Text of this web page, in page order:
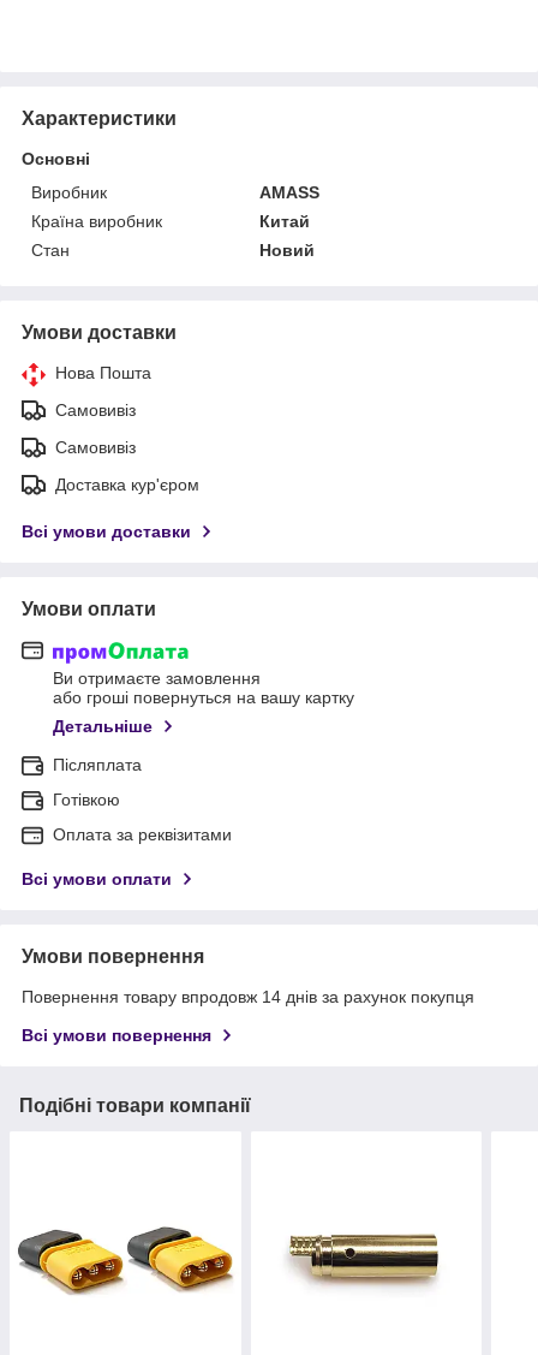
Характеристики
Основні
Виробник
AMASS
Країна виробник
Китай
Стан
Новий
Умови доставки
Нова Пошта
Самовивіз
Самовивіз
Доставка кур'єром
Всі умови доставки
Умови оплати
Ви отримаєте замовлення
або гроші повернуться на вашу картку
Детальніше
Післяплата
Готівкою
Оплата за реквізитами
Всі умови оплати
Умови повернення
Повернення товару впродовж 14 днів за рахунок покупця
Всі умови повернення
Подібні товари компанії